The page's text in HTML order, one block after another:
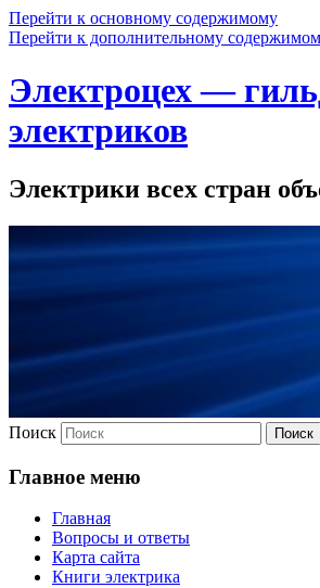
Перейти к основному содержимому
Перейти к дополнительному
Электроцех —
электриков
Электрики всех стран
Поиск
Главное меню
Главная
Вопросы и ответы
Карта сайта
Книги электрика